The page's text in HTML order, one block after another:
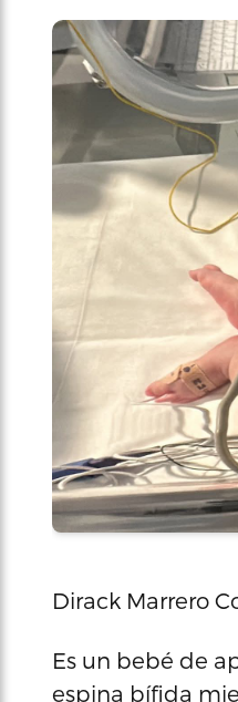
Dirack Marrero
Es un bebé de
espina bífida